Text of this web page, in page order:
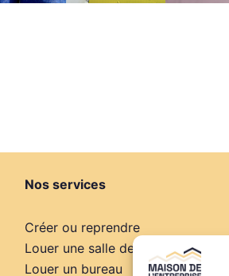
Nos services
Créer ou reprendre
Louer une salle de réunion
Louer un bureau